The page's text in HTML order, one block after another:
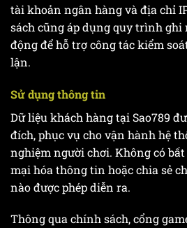
tài khoản ngân hàng và địa chỉ
sách cũng áp dụng quy trình ghi
động để hỗ trợ công tác kiểm
lận.
Sử dụng thông tin
Dữ liệu khách hàng tại Sao789
đích, phục vụ cho vận hành hệ
nghiệm người chơi. Không có
mại hóa thông tin hoặc chia sẻ
nào được phép diễn ra.
Thông qua chính sách, cổng